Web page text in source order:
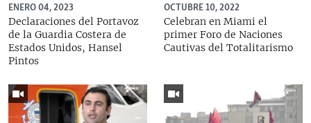
ENERO 04, 2023
Declaraciones del Portavoz
de la Guardia Costera de
Estados Unidos, Hansel
Pintos
OCTUBRE 10, 2022
Celebran en Miami el
primer Foro de Naciones
Cautivas del Totalitarismo